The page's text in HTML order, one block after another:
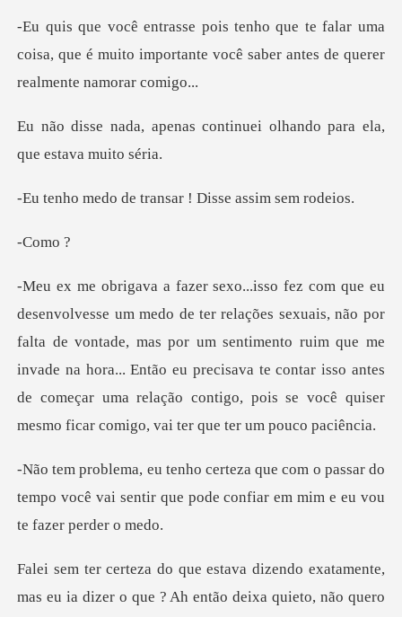
alar uma
coisa, que é muito importante você sa
continuei olhando para e
transar ! Disse
om
falta de vontade, mas por um sentimento ruim que me
invade na hora... Então eu precisava te contar isso ante
o passar do
tempo você vai sentir que pode c
exatamente,
mas eu ia dizer o que ? Ah então